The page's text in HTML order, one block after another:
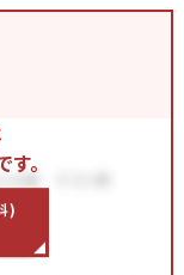
。
)